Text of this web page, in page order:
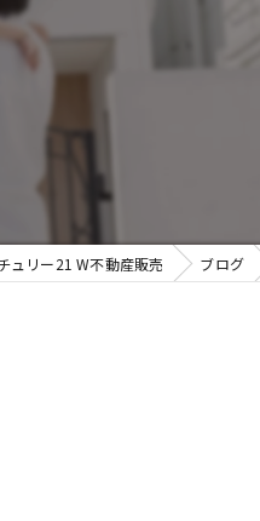
ュリー21 W不動産販売 ブログ